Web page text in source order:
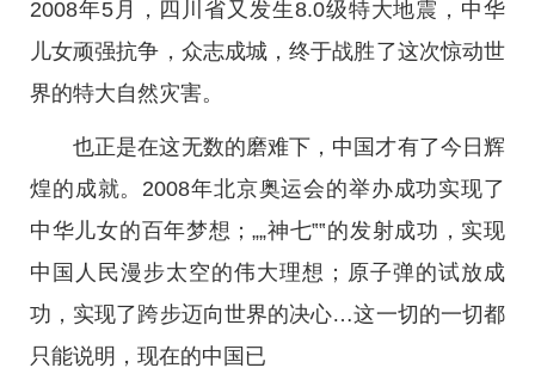
2008年5月，四川省又发生8.0级特大地震，中华
儿女顽强抗争，众志成城，终于战胜了这次惊动世
界的特大自然灾害。
也正是在这无数的磨难下，中国才有了今日辉
煌的成就。2008年北京奥运会的举办成功实现了
中华儿女的百年梦想；„„神七‟‟的发射成功，实现
中国人民漫步太空的伟大理想；原子弹的试放成
功，实现了跨步迈向世界的决心…这一切的一切都
只能说明，现在的中国已